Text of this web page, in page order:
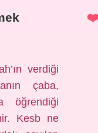
verdiği
çaba,
öğrendiği
Kesb ne